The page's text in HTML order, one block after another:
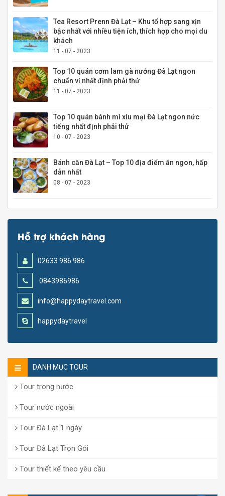
Tea Resort Prenn Đà Lạt – Khu tổ hợp sang xịn
bậc nhất với nhiều tiện ích, thích hợp cho mọi du
khách
11 - 07 - 2023
Top 10 quán cơm lam gà nướng Đà Lạt ngon
chuẩn vị nhất định phải thử
11 - 07 - 2023
Top 10 quán bánh mì xíu mại Đà Lạt ngon nức
tiếng nhất định phải thử
10 - 07 - 2023
Bánh căn Đà Lạt – Top 10 địa điểm ăn ngon, hấp
dẫn nhất
08 - 07 - 2023
Hỗ trợ khách hàng
02633 986 986
0843986986
info@happydaytravel.com
happydaytravel
DANH MỤC TOUR
Tour trong nước
Tour nước ngoài
Tour Đà Lạt 1 ngày
Tour Đà Lạt Trọn Gói
Tour thiết kế theo yêu cầu